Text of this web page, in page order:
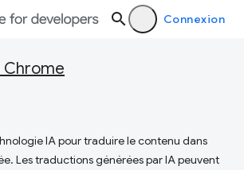
Connexion
Chrome
IA pour traduire le contenu dans
Les traductions générées par IA peuvent